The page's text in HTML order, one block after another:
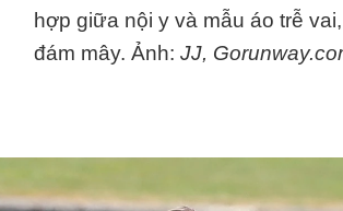
hợp giữa nội y và mẫu áo trễ
đám mây. Ảnh: JJ,